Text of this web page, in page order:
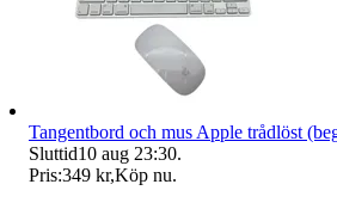
Tangentbord och mus Apple trådlöst
Sluttid10 aug 23:30.
Pris:349 kr,Köp nu.